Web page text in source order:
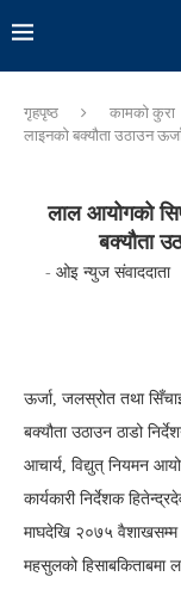
गृहपृष्ठ कामको कुरा
लाइनको बक्यौता उठाउन
लाल आयोगको
बक्यौता
- ओइ न्युज संवाददाता
ऊर्जा, जलस्रोत तथा
बक्यौता उठाउन ठाडो
आचार्य, विद्युत् नियमन
कार्यकारी निर्देशक
माघदेखि २०७५ वैशाखसम्म
महसुलको